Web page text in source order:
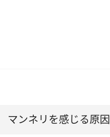
マンネリを感じる原因